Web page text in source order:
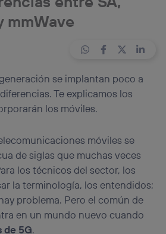
mmWave
se implantan poco a
Te explicamos los
los móviles.
móviles se
de siglas que muchas veces
los técnicos del sector, los
la terminología, los entendidos;
problema. Pero el común de
en un mundo nuevo cuando
de 5G.